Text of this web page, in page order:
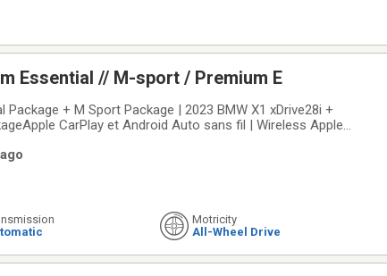
Essential // M-sport / Premium E
+ M Sport Package | 2023 BMW X1 xDrive28i +
CarPlay et Android Auto sans fil | Wireless Apple
Motricity
All-Wheel Drive